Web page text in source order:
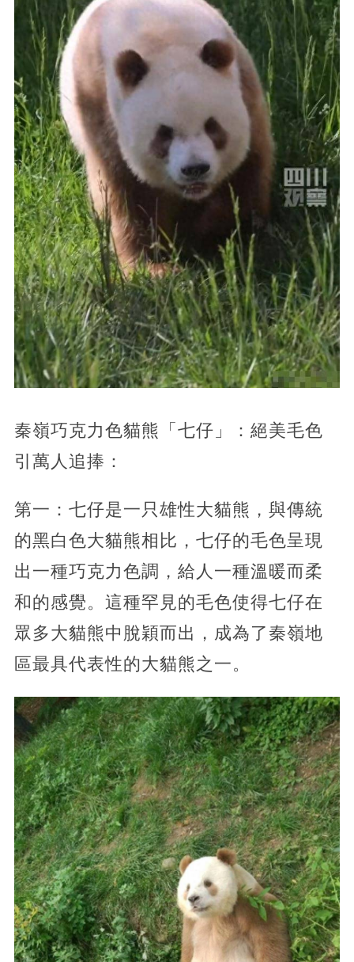
秦嶺巧克力色貓熊「七仔」：絕美毛色
引萬人追捧：
第一：七仔是一只雄性大貓熊，與傳統
的黑白色大貓熊相比，七仔的毛色呈現
出一種巧克力色調，給人一種溫暖而柔
和的感覺。這種罕見的毛色使得七仔在
眾多大貓熊中脫穎而出，成為了秦嶺地
區最具代表性的大貓熊之一。